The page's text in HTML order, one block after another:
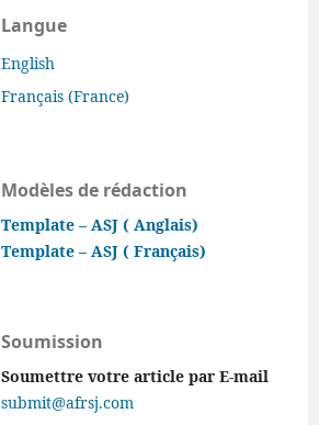
Langue
English
Français (France)
Modèles de rédaction
Template – ASJ ( Anglais)
Template – ASJ ( Français)
Soumission
Soumettre votre article par E-mail
submit@afrsj.com